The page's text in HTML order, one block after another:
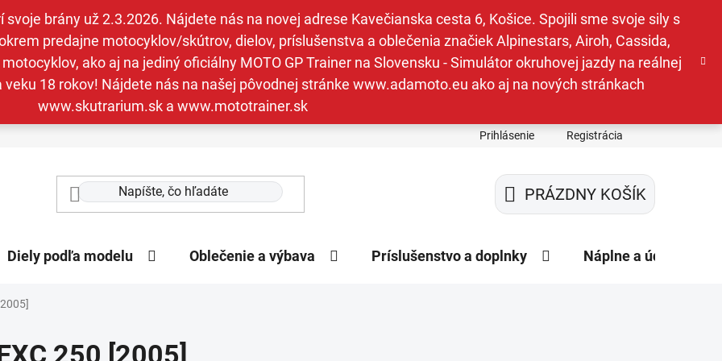
brány už 2.3.2026. Nájdete nás na novej adrese Kavečianska cesta 6, Košice. Spojili sme svoje sily s
predajne motocyklov/skútrov, dielov, príslušenstva a oblečenia značiek Alpinestars, Airoh, Cassida,
ako aj na jediný oficiálny MOTO GP Trainer na Slovensku - Simulátor okruhovej jazdy na reálnej
18 rokov! Nájdete nás na našej pôvodnej stránke www.adamoto.eu ako aj na nových stránkach
www.skutrarium.sk a www.mototrainer.sk
Prihlásenie Registrácia
NÁKUPNÝ
KOŠÍK
PRÁZDNY KOŠÍK
Diely podľa modelu Oblečenie a výbava Príslušenstvo a doplnky Náplne a údržba
250 [2005]